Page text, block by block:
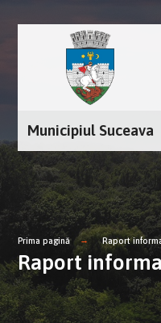
Municipiul Suceava
Prima pagină Raport
Raport